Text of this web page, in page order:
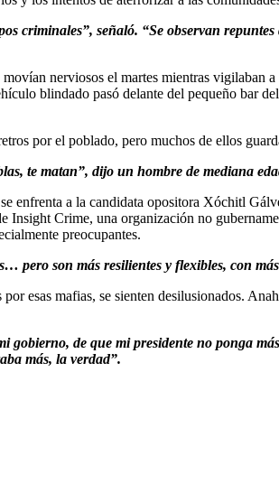
criminales”, señaló. “Se observan
nerviosos el martes mientras vigilaban
blindado pasó delante del pequeño bar
por el poblado, pero muchos de ellos
te matan”, dijo un hombre de mediana
enfrenta a la candidata opositora Xóchitl
Crime, una organización no
preocupantes.
pero son más resilientes y flexibles, con
esas mafias, se sienten desilusionados.
gobierno, de que mi presidente no ponga
más, la verdad”.